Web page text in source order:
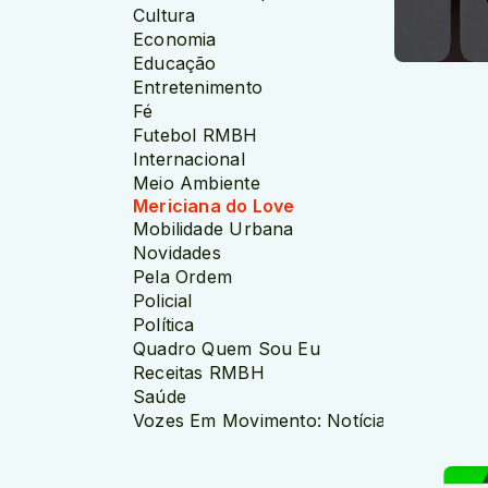
Cultura
Economia
Educação
Entretenimento
Fé
Futebol RMBH
Internacional
Meio Ambiente
Mericiana do Love
Mobilidade Urbana
Novidades
Pela Ordem
Policial
Política
Quadro Quem Sou Eu
Receitas RMBH
Saúde
Vozes Em Movimento: Notícias das